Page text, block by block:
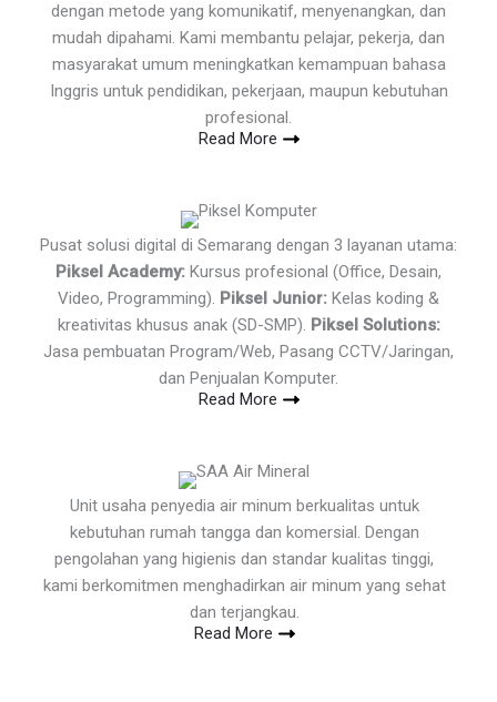
dengan metode yang komunikatif, menyenangkan, dan
mudah dipahami. Kami membantu pelajar, pekerja, dan
masyarakat umum meningkatkan kemampuan bahasa
Inggris untuk pendidikan, pekerjaan, maupun kebutuhan
profesional.
Read More
Pusat solusi digital di Semarang dengan 3 layanan utama:
Piksel Academy: Kursus profesional (Office, Desain,
Video, Programming). Piksel Junior: Kelas koding &
kreativitas khusus anak (SD-SMP). Piksel Solutions:
Jasa pembuatan Program/Web, Pasang CCTV/Jaringan,
dan Penjualan Komputer.
Read More
Unit usaha penyedia air minum berkualitas untuk
kebutuhan rumah tangga dan komersial. Dengan
pengolahan yang higienis dan standar kualitas tinggi,
kami berkomitmen menghadirkan air minum yang sehat
dan terjangkau.
Read More